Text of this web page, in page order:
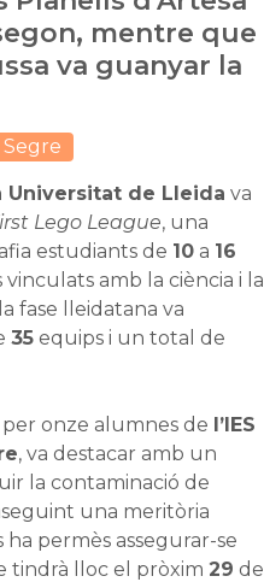
mentre que
va guanyar la
Universitat de Lleida va
Lego League, una
estudiants de 10a 16
amb la ciència i la
fase lleidatana va
35equips i un total de
onze alumnes de l’IES
, va destacar amb un
la contaminació de
una meritòria
permès assegurar-se
tindrà lloc el pròxim 29 de